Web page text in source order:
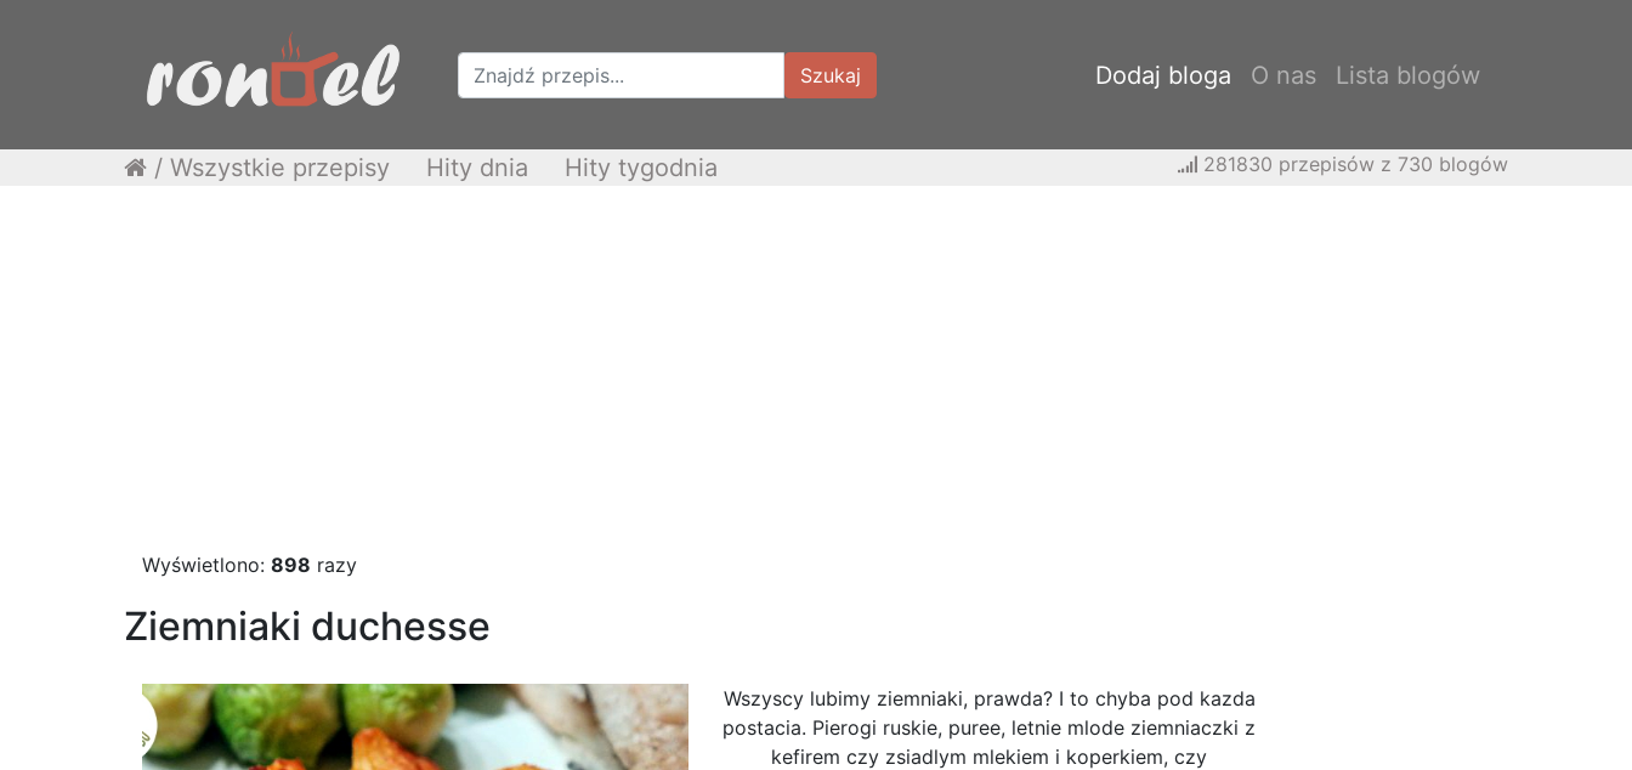
Szukaj Dodaj bloga O nas Lista blogów
/ Wszystkie przepisy Hity dnia Hity tygodnia 281830 przepisów z 730 blogów
Wyświetlono: 898 razy
Ziemniaki duchesse
Wszyscy lubimy ziemniaki, prawda? I to chyba pod kazda
postacia. Pierogi ruskie, puree, letnie mlode ziemniaczki z
kefirem czy zsiadlym mlekiem i koperkiem, czy